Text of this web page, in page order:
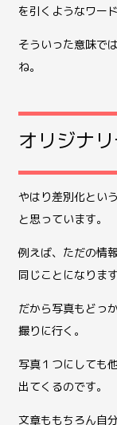
を引くようなワー
そういった意味で
ね。
オリジナ
やはり差別化とい
と思っています。
例えば、ただの情
同じことになります
だから写真もどっ
撮りに行く。
写真１つにしても
出てくるのです。
文章ももちろん自